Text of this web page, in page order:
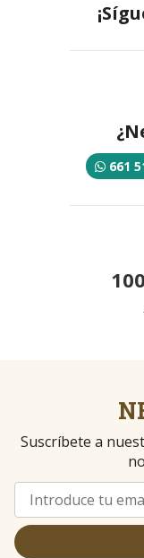
661
Suscríbete a